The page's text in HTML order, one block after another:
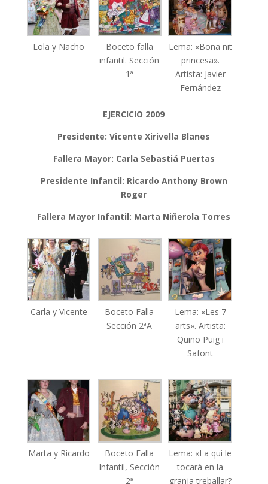
Lola y Nacho
Boceto falla
infantil. Sección
1ª
Lema: «Bona nit
princesa».
Artista: Javier
Fernández
EJERCICIO 2009
Presidente: Vicente Xirivella Blanes
Fallera Mayor: Carla Sebastiá Puertas
Presidente Infantil: Ricardo Anthony Brown
Roger
Fallera Mayor Infantil: Marta Niñerola Torres
Carla y Vicente
Boceto Falla
Sección 2ªA
Lema: «Les 7
arts». Artista:
Quino Puig i
Safont
Marta y Ricardo
Boceto Falla
Infantil, Sección
2ª
Lema: «I a qui le
tocarà en la
granja treballar?